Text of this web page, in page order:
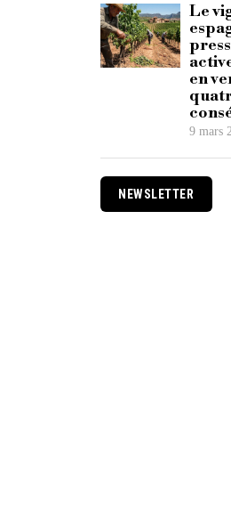
Le
en
9 mars
NEWSLETTER